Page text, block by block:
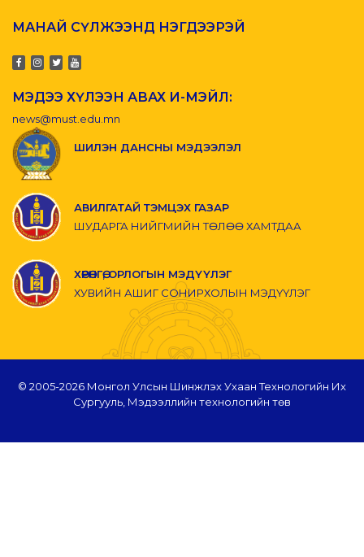
МАНАЙ СҮЛЖЭЭНД НЭГДЭЭРЭЙ
МЭДЭЭ ХҮЛЭЭН АВАХ И-МЭЙЛ:
news@must.edu.mn
ШИЛЭН ДАНСНЫ МЭДЭЭЛЭЛ
АВИЛГАТАЙ ТЭМЦЭХ ГАЗАР
ШУДАРГА НИЙГМИЙН ТӨЛӨӨ ХАМТДАА
ХӨРӨНГӨ, ОРЛОГЫН МЭДҮҮЛЭГ
ХУВИЙН АШИГ СОНИРХОЛЫН МЭДҮҮЛЭГ
© 2005-2026 Монгол Улсын Шинжлэх Ухаан Технологийн Их
Сургууль, Мэдээллийн технологийн төв